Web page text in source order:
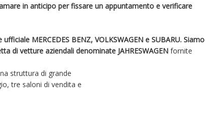
in anticipo per fissare un appuntamento e verificare
MERCEDES BENZ, VOLKSWAGEN e SUBARU. Siamo
di vetture aziendali denominate JAHRESWAGEN fornite
struttura di grande
tre saloni di vendita e